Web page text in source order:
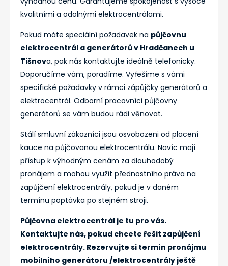
kvalitními a odolnými elektrocentrálami.
Pokud máte speciální požadavek na půjčovnu
elektrocentrál a generátorů v Hradčanech u
Tišnova, pak nás kontaktujte ideálně telefonicky.
Doporučíme vám, poradíme. Vyřešíme s vámi
specifické požadavky v rámci zápůjčky generátorů a
elektrocentrál. Odborní pracovníci půjčovny
generátorů se vám budou rádi věnovat.
Stálí smluvní zákazníci jsou osvobozeni od placení
kauce na půjčovanou elektrocentrálu. Navíc mají
přístup k výhodným cenám za dlouhodobý
pronájem a mohou využít přednostního práva na
zapůjčení elektrocentrály, pokud je v daném
termínu poptávka po stejném stroji.
Půjčovna elektrocentrál je tu pro vás.
Kontaktujte nás, pokud chcete řešit zapůjčení
elektrocentrály. Rezervujte si termín pronájmu
mobilního generátoru /elektrocentrály ještě